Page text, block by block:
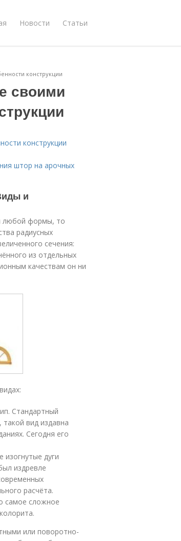
Новости Статьи
конструкции
своими
конструкции
штор на арочных
и
любой формы, то
радиусных
сечения:
из отдельных
качествам он ни
Стандартный
вид издавна
Сегодня его
дуги
издревле
расчёта.
самое сложное
или поворотно-